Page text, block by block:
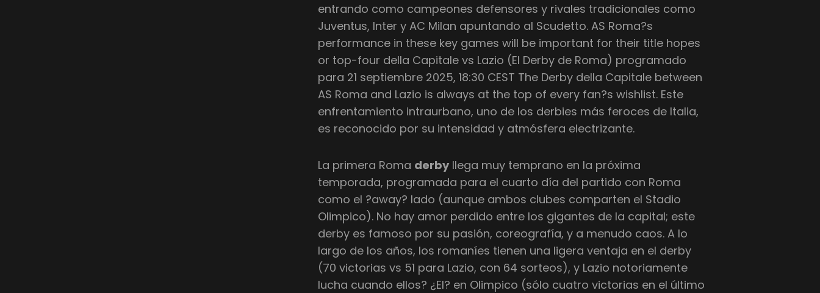
entrando como campeones defensores y rivales tradicionales como
Juventus, Inter y AC Milan apuntando al Scudetto. AS Roma?s
performance in these key games will be important for their title hopes
or top-four della Capitale vs Lazio (El Derby de Roma) programado
para 21 septiembre 2025, 18:30 CEST The Derby della Capitale between
AS Roma and Lazio is always at the top of every fan?s wishlist. Este
enfrentamiento intraurbano, uno de los derbies más feroces de Italia,
es reconocido por su intensidad y atmósfera electrizante.
La primera Roma derby llega muy temprano en la próxima
temporada, programada para el cuarto día del partido con Roma
como el ?away? lado (aunque ambos clubes comparten el Stadio
Olimpico). No hay amor perdido entre los gigantes de la capital; este
derby es famoso por su pasión, coreografía, y a menudo caos. A lo
largo de los años, los romaníes tienen una ligera ventaja en el derby
(70 victorias vs 51 para Lazio, con 64 sorteos), y Lazio notoriamente
lucha cuando ellos? ¿El? en Olimpico (sólo cuatro victorias en el último